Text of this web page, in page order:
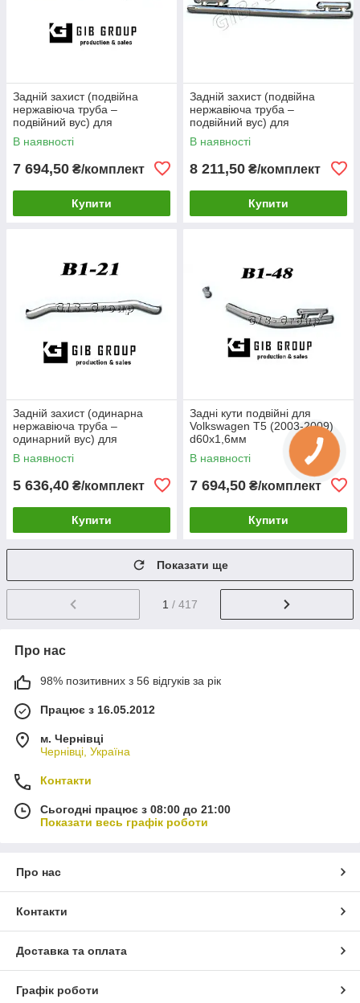
Задній захист (подвійна
нержавіюча труба –
подвійний вус) для
Volkswagen Sharan I (1999-
2009) d60х1,6мм
В наявності
7 694,50 ₴/комплект
Купити
Задній захист (подвійна
нержавіюча труба –
подвійний вус) для
Volkswagen Sharan I (1999-
2009) d60х1,6мм
В наявності
8 211,50 ₴/комплект
Купити
Задній захист (одинарна
нержавіюча труба –
одинарний вус) для
Volkswagen T5 (2003-2009)
d60х1,6мм
В наявності
5 636,40 ₴/комплект
Купити
Задні кути подвійні для
Volkswagen T5 (2003-2009)
d60х1,6мм
В наявності
7 694,50 ₴/комплект
Купити
Показати ще
1 / 417
Про нас
98% позитивних з 56 відгуків за рік
Працює з 16.05.2012
м. Чернівці
Чернівці, Україна
Контакти
Сьогодні працює з 08:00 до 21:00
Показати весь графік роботи
Про нас
Контакти
Доставка та оплата
Графік роботи